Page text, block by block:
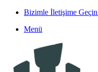
Bizimle İletişime
Menü